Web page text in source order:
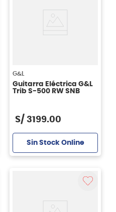
G&L
Guitarra Eléctrica G&L
Trib S-500 RW SNB
S/ 3199.00
Sin Stock Online